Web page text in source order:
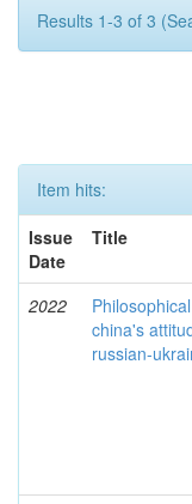
Results 1-3 of 3
Item hits:
Issue
Date
Title
2022
china's
russian-